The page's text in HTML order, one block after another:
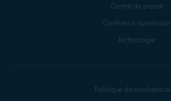
Centre de presse
Confiance numérique
Technologie
Politique de